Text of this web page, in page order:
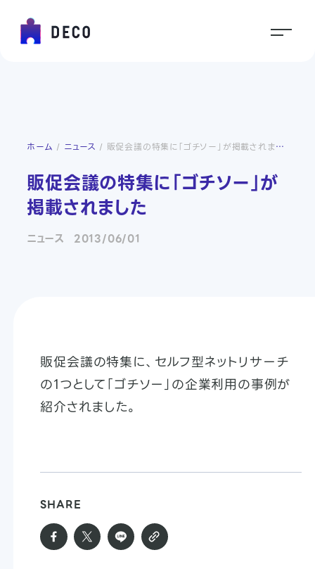
ホーム ニュース 販促会議の特集に「ゴチソー」が掲載されました
販促会議の特集に「ゴチソー」が
掲載されました
ニュース 2013/06/01
販促会議の特集に、セルフ型ネットリサーチ
の1つとして「ゴチソー」の企業利用の事例が
紹介されました。
SHARE